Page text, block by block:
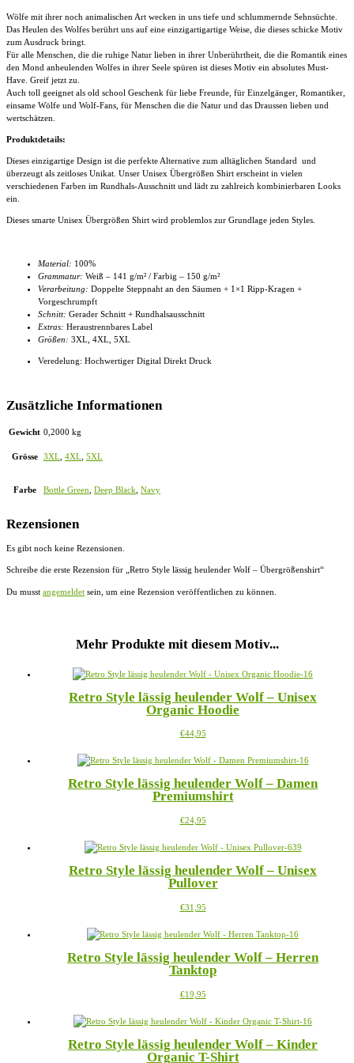
Wölfe mit ihrer noch animalischen Art wecken in uns tiefe und schlummernde Sehnsüchte.
Das Heulen des Wolfes berührt uns auf eine einzigartigartige Weise, die dieses schicke Motiv
zum Ausdruck bringt.
Für alle Menschen, die die ruhige Natur lieben in ihrer Unberührtheit, die die Romantik eines
den Mond anheulenden Wolfes in ihrer Seele spüren ist dieses Motiv ein absolutes Must-
Have. Greif jetzt zu.
Auch toll geeignet als old school Geschenk für liebe Freunde, für Einzelgänger, Romantiker,
einsame Wölfe und Wolf-Fans, für Menschen die die Natur und das Draussen lieben und
wertschätzen.
Produktdetails:
Dieses einzigartige Design ist die perfekte Alternative zum alltäglichen Standard und
überzeugt als zeitloses Unikat. Unser Unisex Übergrößen Shirt erscheint in vielen
verschiedenen Farben im Rundhals-Ausschnitt und lädt zu zahlreich kombinierbaren Looks
ein.
Dieses smarte Unisex Übergrößen Shirt wird problemlos zur Grundlage jeden Styles.
Material: 100%
Grammatur: Weiß – 141 g/m² / Farbig – 150 g/m²
Verarbeitung: Doppelte Steppnaht an den Säumen + 1×1 Ripp-Kragen +
Vorgeschrumpft
Schnitt: Gerader Schnitt + Rundhalsausschnitt
Extras: Heraustrennbares Label
Größen: 3XL, 4XL , 5XL
Veredelung: Hochwertiger Digital Direkt Druck
Zusätzliche Informationen
Gewicht 0,2000 kg
Grösse 3XL 4XL 5XL
Farbe Bottle Green Deep Black Navy
Rezensionen
Es gibt noch keine Rezensionen.
Schreibe die erste Rezension für „Retro Style lässig heulender Wolf – Übergrößenshirt“
Du musst angemeldet sein, um eine Rezension veröffentlichen zu können.
Mehr Produkte mit diesem Motiv...
Retro Style lässig heulender Wolf – Unisex
Organic Hoodie
€44,95Dieses
weist
Varianten
auf.
Optionen
auf
Produktseite
gewählt
Retro Style lässig heulender Wolf – Damen
Premiumshirt
€24,95Dieses
weist
Varianten
auf.
Optionen
auf
Produktseite
gewählt
Retro Style lässig heulender Wolf – Unisex
Pullover
€31,95Dieses
weist
Varianten
auf.
Optionen
auf
Produktseite
gewählt
Retro Style lässig heulender Wolf – Herren
Tanktop
€19,95Dieses
weist
Varianten
auf.
Retro Style lässig heulender Wolf – Kinder
Organic T-Shirt